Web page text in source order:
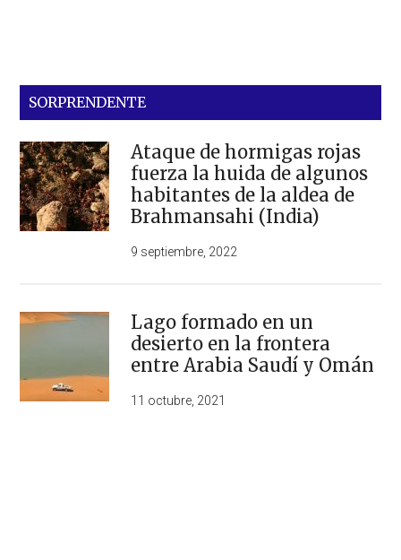
SORPRENDENTE
Ataque de hormigas rojas
fuerza la huida de algunos
habitantes de la aldea de
Brahmansahi (India)
9 septiembre, 2022
Lago formado en un
desierto en la frontera
entre Arabia Saudí y Omán
11 octubre, 2021